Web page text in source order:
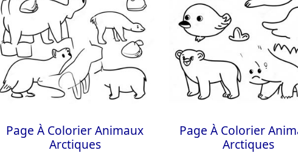
Page À Colorier Animaux
Arctiques
Page À Colorier
Arctiques